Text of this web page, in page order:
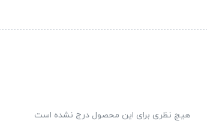
هیچ نظری برای این محصول درج نشده است